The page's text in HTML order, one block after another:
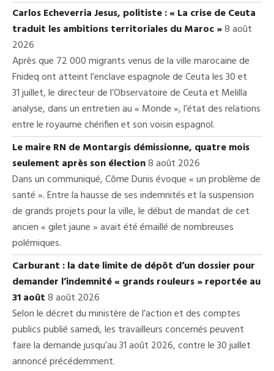
Carlos Echeverria Jesus, politiste : « La crise de Ceuta
traduit les ambitions territoriales du Maroc »8 août
2026
Après que 72 000 migrants venus de la ville marocaine de
Fnideq ont atteint l’enclave espagnole de Ceuta les 30 et
31 juillet, le directeur de l’Observatoire de Ceuta et Melilla
analyse, dans un entretien au « Monde », l’état des relations
entre le royaume chérifien et son voisin espagnol.
Le maire RN de Montargis démissionne, quatre mois
seulement après son élection8 août 2026
Dans un communiqué, Côme Dunis évoque « un problème de
santé ». Entre la hausse de ses indemnités et la suspension
de grands projets pour la ville, le début de mandat de cet
ancien « gilet jaune » avait été émaillé de nombreuses
polémiques.
Carburant : la date limite de dépôt d’un dossier pour
demander l’indemnité « grands rouleurs » reportée au
31 août8 août 2026
Selon le décret du ministère de l’action et des comptes
publics publié samedi, les travailleurs concernés peuvent
faire la demande jusqu’au 31 août 2026, contre le 30 juillet
annoncé précédemment.